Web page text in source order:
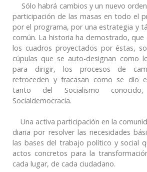
Sólo habrá cambios y un nuevo
participación de las masas en todo el
por el programa, por una estrategia y
común. La historia ha demostrado, que
los cuadros proyectados por éstas,
cúpulas que se auto-designan como
para dirigir, los procesos de
retroceden y fracasan como se dio
tanto del Socialismo
Socialdemocracia.
Una activa participación en la
diaria por resolver las necesidades
las bases del trabajo político y social
actos concretos para la
cada lugar, de cada ciudadano.